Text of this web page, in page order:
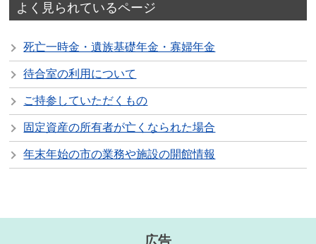
よく見られているページ
死亡一時金・遺族基礎年金・寡婦年金
待合室の利用について
ご持参していただくもの
固定資産の所有者が亡くなられた場合
年末年始の市の業務や施設の開館情報